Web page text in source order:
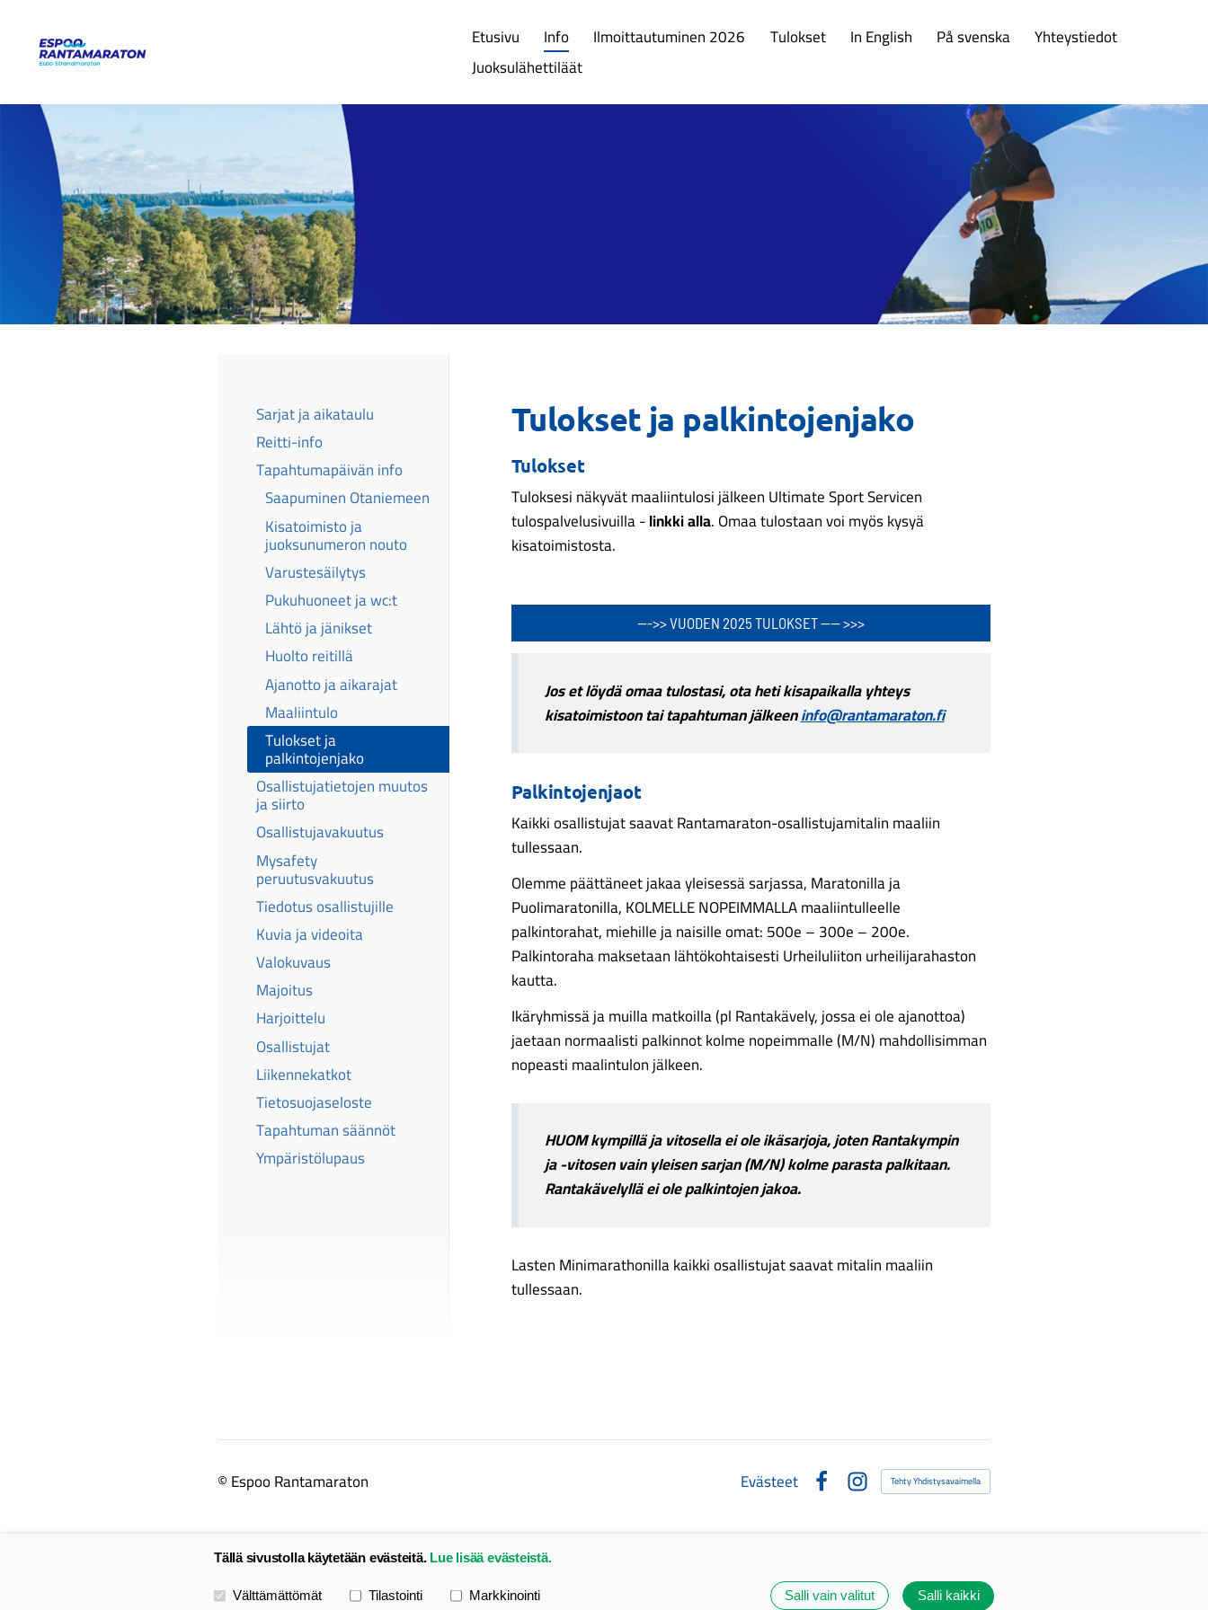
sivun
sisältöön
Espoo Rantamaraton
Etusivu Info Ilmoittautuminen 2026 Tulokset In English På svenska
Yhteystiedot
Juoksulähettiläät
Sarjat ja aikataulu
Reitti-info
Tapahtumapäivän info
Saapuminen Otaniemeen
Kisatoimisto ja
juoksunumeron nouto
Varustesäilytys
Pukuhuoneet ja wc:t
Lähtö ja jänikset
Huolto reitillä
Ajanotto ja aikarajat
Maaliintulo
Tulokset ja
palkintojenjako
Osallistujatietojen muutos
ja siirto
Osallistujavakuutus
Mysafety
peruutusvakuutus
Tiedotus osallistujille
Kuvia ja videoita
Valokuvaus
Majoitus
Harjoittelu
Osallistujat
Liikennekatkot
Tietosuojaseloste
Tapahtuman säännöt
Ympäristölupaus
Tulokset ja palkintojenjako
Tulokset
Tuloksesi näkyvät maaliintulosi jälkeen Ultimate Sport Servicen
tulospalvelusivuilla -linkki alla. Omaa tulostaan voi myös kysyä
kisatoimistosta.
--->> VUODEN 2025 TULOKSET ---- >>>
Jos et löydä omaa tulostasi, ota heti kisapaikalla yhteys
kisatoimistoon tai tapahtuman jälkeeninfo@rantamaraton.fi
Palkintojenjaot
Kaikki osallistujat saavat Rantamaraton-osallistujamitalin maaliin
tullessaan.
Olemme päättäneet jakaa yleisessä sarjassa, Maratonilla ja
Puolimaratonilla, KOLMELLE NOPEIMMALLA maaliintulleelle
palkintorahat, miehille ja naisille omat: 500e – 300e – 200e.
Palkintoraha maksetaan lähtökohtaisesti Urheiluliiton urheilijarahaston
kautta.
Ikäryhmissä ja muilla matkoilla (pl Rantakävely, jossa ei ole ajanottoa)
jaetaan normaalisti palkinnot kolme nopeimmalle (M/N) mahdollisimman
nopeasti maalintulon jälkeen.
HUOM kympillä ja vitosella ei ole ikäsarjoja, joten Rantakympin
ja -vitosen vain yleisen sarjan (M/N) kolme parasta palkitaan.
Rantakävelyllä ei ole palkintojen jakoa.
Lasten Minimarathonilla kaikki osallistujat saavat mitalin maaliin
tullessaan.
©Espoo Rantamaraton Evästeet
FacebookInstagram
Tehty Yhdistysavaimella
Tällä sivustolla käytetään evästeitä. Lue lisää evästeistä.
Valitse käytettävät evästeet
Välttämättömät Tilastointi Markkinointi Salli vain valitut Salli kaikki